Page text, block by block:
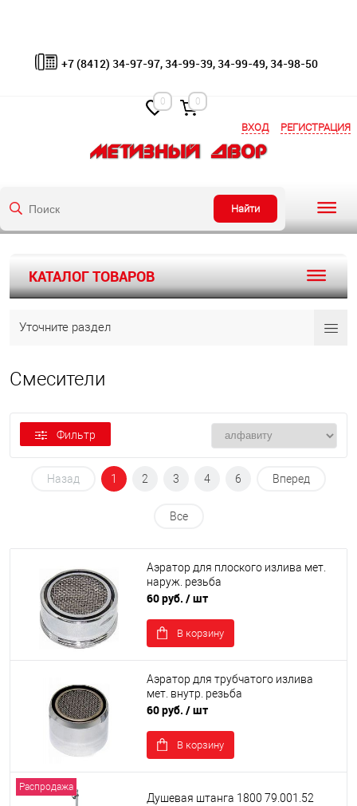
ВХОД РЕГИСТРАЦИЯ
Найти
+7 (8412) 34-97-97, 34-99-39, 34-99-49, 34-98-50
0 0
КАТАЛОГ ТОВАРОВ
Уточните раздел
Смесители
Фильтр
Назад 1 2 3 4 6 Вперед
Все
Аэратор для плоского излива мет.
наруж. резьба
60 руб. / шт
В корзину
Аэратор для трубчатого излива
мет. внутр. резьба
60 руб. / шт
В корзину
Распродажа
Душевая штанга 1800 79.001.52